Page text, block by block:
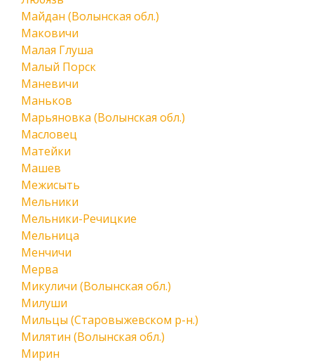
Майдан (Волынская обл.)
Маковичи
Малая Глуша
Малый Порск
Маневичи
Маньков
Марьяновка (Волынская обл.)
Масловец
Матейки
Машев
Межисыть
Мельники
Мельники-Речицкие
Мельница
Менчичи
Мерва
Микуличи (Волынская обл.)
Милуши
Мильцы (Старовыжевском р-н.)
Милятин (Волынская обл.)
Мирин